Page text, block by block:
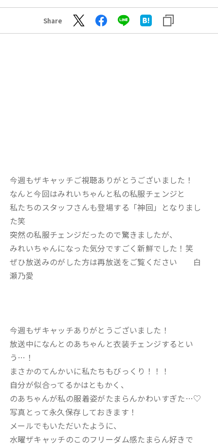
Share
今週もザキャッチご視聴ありがとうございました！
なんと今回はみれいちゃんと私の私服チェンジと
私たちのスタッフさんも登場する「神回」となりまし
た笑
突然の私服チェンジだったので驚きましたが、
みれいちゃんになった気分ですごく新鮮でした！笑
ぜひ放送みのがした方は再放送をご覧ください 白
瀬乃愛
今週もザキャッチありがとうございました！
放送中になんとのあちゃんと衣装チェンジするとい
う…！
まさかのてんかいに私たちもびっくり！！！
自分が似合ってるかはともかく、
のあちゃんが私の服着姿がたまらんかわいすぎた…♡
写真とって永久保存しておきます！
メールでもいただいたように、
水曜ザキャッチのこのフリーダム感たまらん好きで